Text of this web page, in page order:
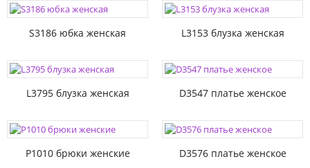
S3186 юбка женская L3153 блузка женская
L3795 блузка женская D3547 платье женское
P1010 брюки женские D3576 платье женское